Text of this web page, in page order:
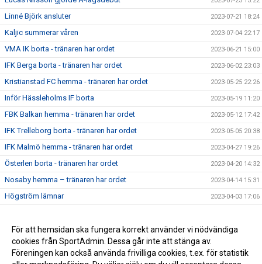
Linné Björk ansluter 2023-07-21 18:24
Kaljic summerar våren 2023-07-04 22:17
VMA IK borta - tränaren har ordet 2023-06-21 15:00
IFK Berga borta - tränaren har ordet 2023-06-02 23:03
Kristianstad FC hemma - tränaren har ordet 2023-05-25 22:26
Inför Hässleholms IF borta 2023-05-19 11:20
FBK Balkan hemma - tränaren har ordet 2023-05-12 17:42
IFK Trelleborg borta - tränaren har ordet 2023-05-05 20:38
IFK Malmö hemma - tränaren har ordet 2023-04-27 19:26
Österlen borta - tränaren har ordet 2023-04-20 14:32
Nosaby hemma – tränaren har ordet 2023-04-14 15:31
Högström lämnar 2023-04-03 17:06
2021-09-13 20:58
2021-09-09 16:37
För att hemsidan ska fungera korrekt använder vi nödvändiga
cookies från SportAdmin. Dessa går inte att stänga av.
Föreningen kan också använda frivilliga cookies, t.ex. för statistik